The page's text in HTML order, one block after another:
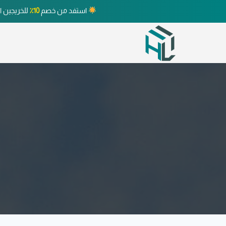
استفد من خصم10٪ للخريجين